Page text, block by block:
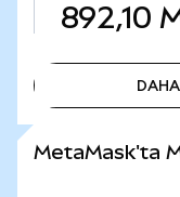
892,10
MetaMask'ta